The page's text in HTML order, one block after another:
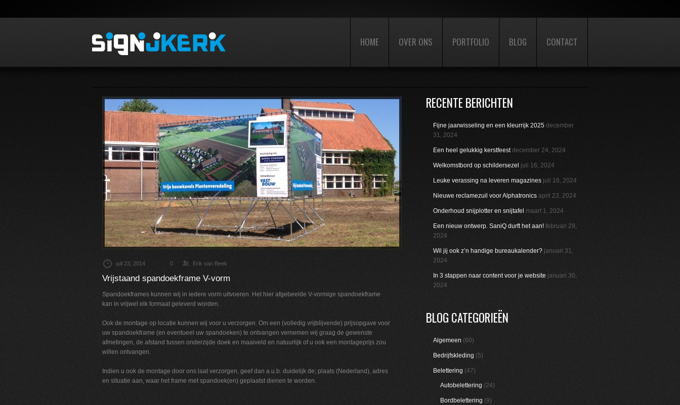
HOME OVER ONS PORTFOLIO BLOG CONTACT
juli 23, 2014 0 Erik van Beek
Vrijstaand spandoekframe V-vorm
Spandoekframes kunnen wij in iedere vorm uitvoeren. Het hier afgebeelde V-vormige spandoekframe
kan in vrijwel elk formaat geleverd worden.
Ook de montage op locatie kunnen wij voor u verzorgen. Om een (volledig vrijblijvende) prijsopgave voor
uw spandoekframe (en eventueel uw spandoeken) te ontvangen vernemen wij graag de gewenste
afmetingen, de afstand tussen onderzijde doek en maaiveld en natuurlijk of u ook een montageprijs zou
willen ontvangen.
Indien u ook de montage door ons laat verzorgen, geef dan a.u.b. duidelijk de; plaats (Nederland), adres
en situatie aan, waar het frame met spandoek(en) geplaatst dienen te worden.
RECENTE BERICHTEN
Fijne jaarwisseling en een kleurrijk 2025 december
31, 2024
Een heel gelukkig kerstfeest december 24, 2024
Welkomstbord op schildersezel juli 16, 2024
Leuke verassing na leveren magazines juli 16, 2024
Nieuwe reclamezuil voor Alphatronics april 23, 2024
Onderhoud snijplotter en snijtafel maart 1, 2024
Een nieuw ontwerp. SaniQ durft het aan! februari 29,
2024
Wil jij ook z’n handige bureaukalender? januari 31,
2024
In 3 stappen naar content voor je website januari 30,
2024
BLOG CATEGORIEËN
Algemeen (60)
Bedrijfskleding (5)
Belettering (47)
Autobelettering (24)
Bordbelettering (9)